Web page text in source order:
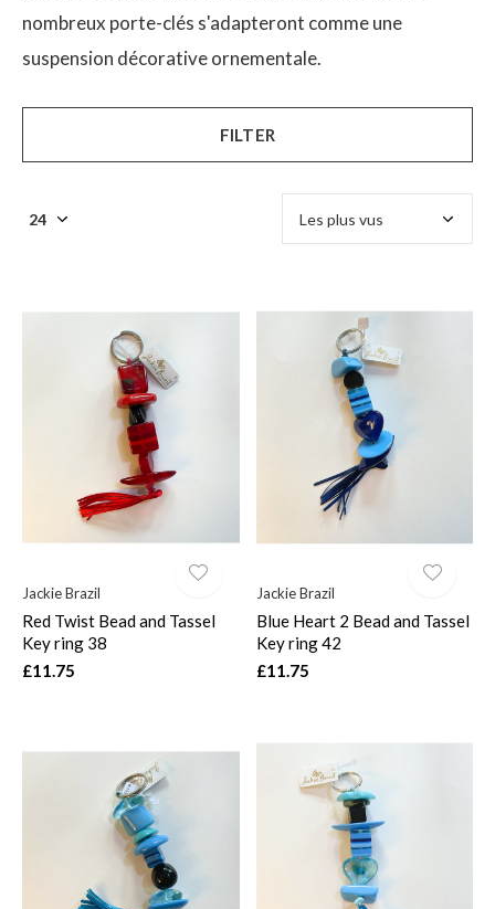
nombreux porte-clés s'adapteront comme une
suspension décorative ornementale.
FILTER
Jackie Brazil
Red Twist Bead and Tassel
Key ring 38
£11.75
Jackie Brazil
Blue Heart 2 Bead and Tassel
Key ring 42
£11.75